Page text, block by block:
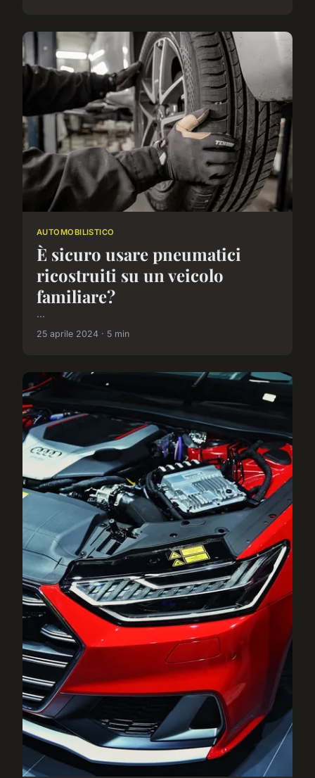
AUTOMOBILISTICO
È sicuro usare pneumatici
ricostruiti su un veicolo
familiare?
...
25 aprile 2024 · 5 min